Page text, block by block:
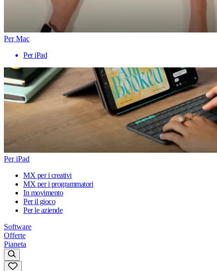
Per Mac
Per iPad
Per iPad
MX per i creativi
MX per i programmatori
In movimento
Per il gioco
Per le aziende
Software
Offerte
Pianeta